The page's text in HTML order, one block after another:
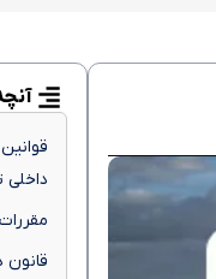
داخلی
قانون